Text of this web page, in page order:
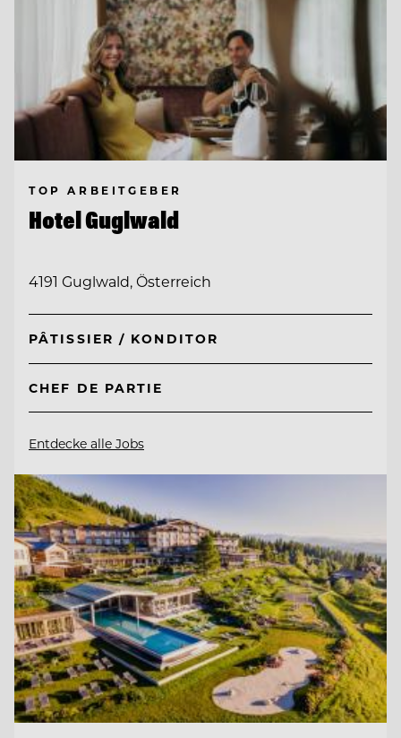
TOP ARBEITGEBER
Hotel Guglwald
4191 Guglwald, Österreich
PÂTISSIER / KONDITOR
CHEF DE PARTIE
Entdecke alle Jobs